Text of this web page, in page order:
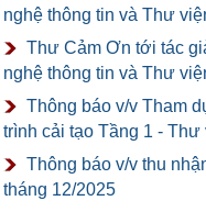
nghệ thông tin và Thư
Thư Cảm Ơn tới tác
nghệ thông tin và Thư
Thông báo v/v Tham
trình cải tạo Tầng 1 -
Thông báo v/v thu
tháng 12/2025